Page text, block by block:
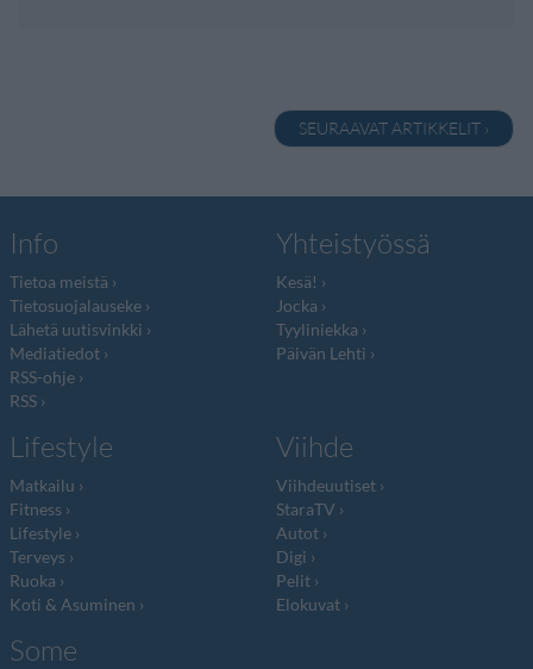
SEURAAVAT ARTIKKELIT ›
Info
Tietoa meistä
Tietosuojalauseke
Lähetä uutisvinkki
Mediatiedot
RSS-ohje
RSS
Yhteistyössä
Kesä!
Jocka
Tyyliniekka
Päivän Lehti
Lifestyle
Matkailu
Fitness
Lifestyle
Terveys
Ruoka
Koti & Asuminen
Viihde
Viihdeuutiset
StaraTV
Autot
Digi
Pelit
Elokuvat
Some